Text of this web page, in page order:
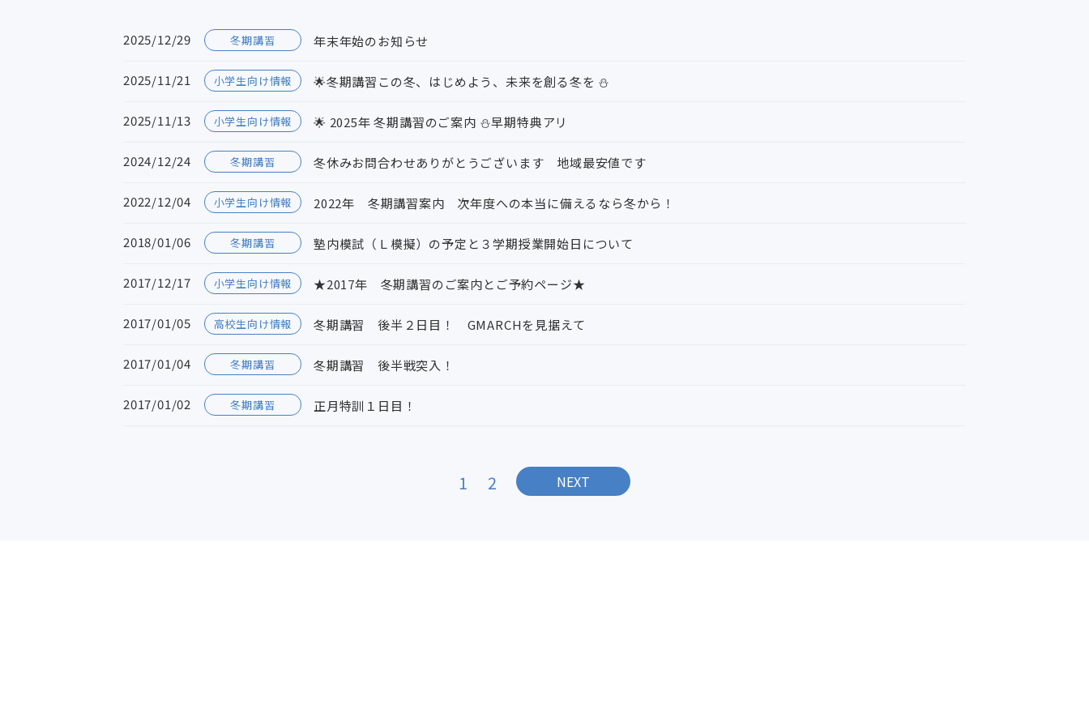
2025/12/29 冬期講習 年末年始のお知らせ
2025/11/21 小学生向け情報 🌟冬期講習この冬、はじめよう、未来を創る冬を ⛄
2025/11/13 小学生向け情報 🌟 2025年 冬期講習のご案内 ⛄早期特典アリ
2024/12/24 冬期講習 冬休みお問合わせありがとうございます 地域最安値です
2022/12/04 小学生向け情報 2022年 冬期講習案内 次年度への本当に備えるなら冬から！
2018/01/06 冬期講習 塾内模試（Ｌ模擬）の予定と３学期授業開始日について
2017/12/17 小学生向け情報 ★2017年 冬期講習のご案内とご予約ページ★
2017/01/05 高校生向け情報 冬期講習 後半２日目！ GMARCHを見据えて
2017/01/04 冬期講習 冬期講習 後半戦突入！
2017/01/02 冬期講習 正月特訓１日目！
1 2 NEXT